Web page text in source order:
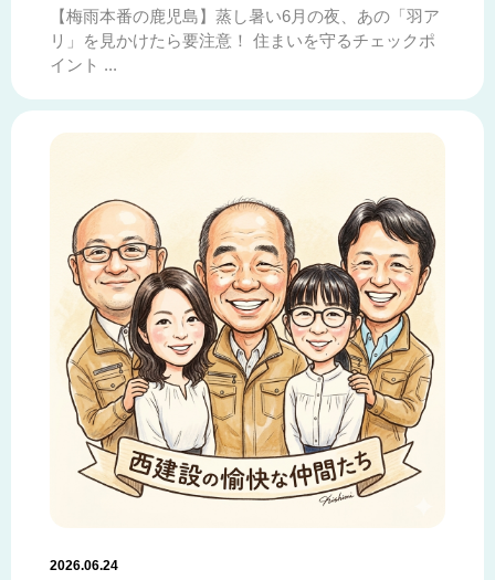
【梅雨本番の鹿児島】蒸し暑い6月の夜、あの「羽ア
リ」を見かけたら要注意！ 住まいを守るチェックポ
イント ...
2026.06.24